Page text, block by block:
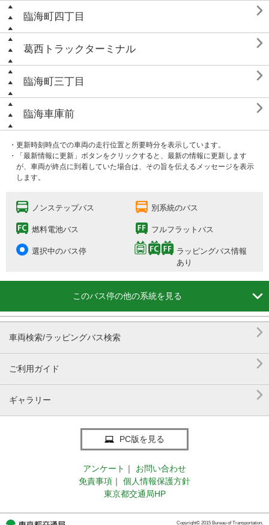
臨海町四丁目 
葛西トラックターミナル 
臨海町三丁目 
臨海車庫前 
・更新時刻時点での車両の走行位置と所要時分を表示しています。
・「最新情報に更新」ボタンをクリックすると、最新の情報に更新します
が、車両が終点に到着していた場合は、その旨を伝えるメッセージを表示
します。
ノンステップバス 別系統のバス
燃料電池バス フルフラットバス
選択中のバス停
ラッピングバス情報
あり
このバス停の他の系統を見る 
車両検索/ラッピングバス検索 
ご利用ガイド 
ギャラリー 
PC版を見る
アンケート ｜
お問い合わせ
免責事項 ｜
個人情報保護方針
東京都交通局HP
Copyright© 2015 Bureau of Transportation.